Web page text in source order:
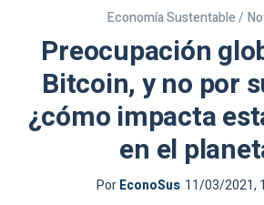
Economía Sustentable /
Preocupación
Bitcoin, y no por
¿cómo impacta
en el
PorEconoSus 11/03/2021,